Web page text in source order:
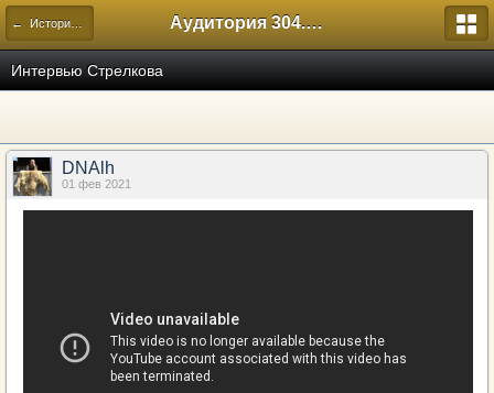
← Исторический Аудитория 304. История России
Интервью Стрелкова
DNAlh
01 фев 2021